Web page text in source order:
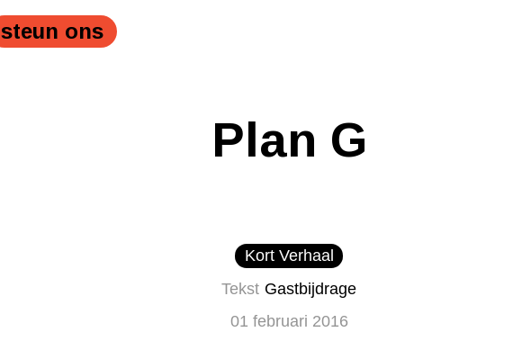
steun ons
Plan G
Kort Verhaal
Tekst Gastbijdrage
01 februari 2016